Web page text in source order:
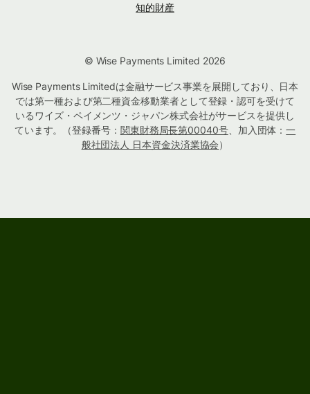
知的財産
© Wise Payments Limited 2026
Wise Payments Limitedは金融サービス事業を展開しており、日本
では第一種および第二種資金移動業者として登録・認可を受けて
いるワイズ・ペイメンツ・ジャパン株式会社がサービスを提供し
ています。（登録番号： 関東財務局長第00040号、加入団体：一
般社団法人 日本資金決済業協会）